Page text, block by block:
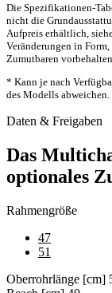
Die Spezifikationen-
nicht die
Aufpreis erhältlich,
Veränderungen in
Zumutbaren vorbehalten.
* Kann je nach
des Modells abweichen.
Daten & Freigaben
Das
optionales
Rahmengröße
47
51
Oberrohrlänge [cm]